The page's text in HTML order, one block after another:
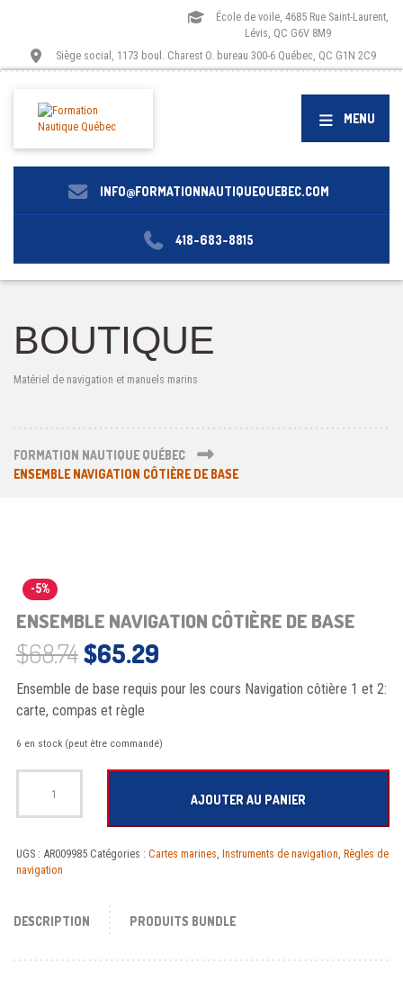
École de voile, 4685 Rue Saint-Laurent,
Lévis, QC G6V 8M9
Siège social, 1173 boul. Charest O. bureau 300-6 Québec, QC G1N 2C9
MENU
INFO@FORMATIONNAUTIQUEQUEBEC.COM
418-683-8815
BOUTIQUE
Matériel de navigation et manuels marins
FORMATION NAUTIQUE QUÉBEC
ENSEMBLE NAVIGATION CÔTIÈRE DE BASE
-5%
ENSEMBLE NAVIGATION CÔTIÈRE DE BASE
$68.74Le prix initial était : $68.74.
$65.29Le prix actuel est :
Ensemble de base requis pour les cours Navigation côtière 1 et 2:
carte, compas et règle
6 en stock (peut être commandé)
quantité de Ensemble navigation côtière de base
AJOUTER AU PANIER
UGS : AR009985 Catégories : Cartes marines Instruments de navigation Règles de
navigation
DESCRIPTION PRODUITS BUNDLE